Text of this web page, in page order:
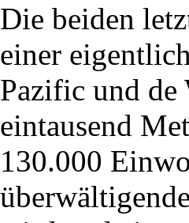
Die beiden
einer
Pazific und de
eintausend
130.000